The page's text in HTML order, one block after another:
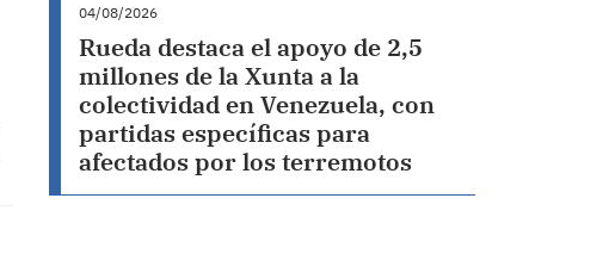
04/08/2026
Rueda destaca el apoyo de 2,5
millones de la Xunta a la
colectividad en Venezuela, con
partidas específicas para
afectados por los terremotos